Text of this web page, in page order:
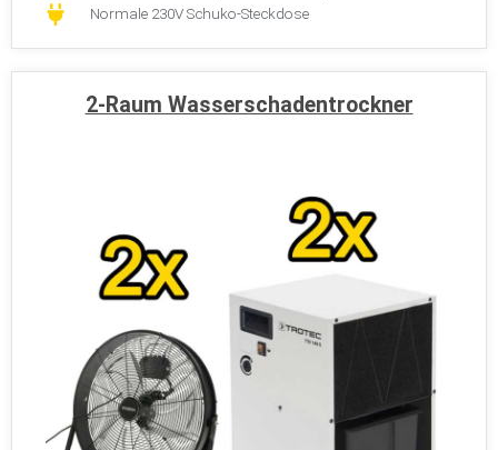
Normale 230V Schuko-Steckdose
2-Raum Wasserschadentrockner